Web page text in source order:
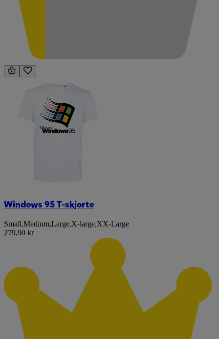
Windows 95 T-skjorte
Small,Medium,Large,X-large,XX-Large
279,90 kr